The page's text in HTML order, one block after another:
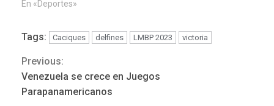
En «Deportes»
Tags: Caciques delfines LMBP 2023 victoria
Continue
Reading
Previous:
Venezuela se crece en Juegos
Parapanamericanos